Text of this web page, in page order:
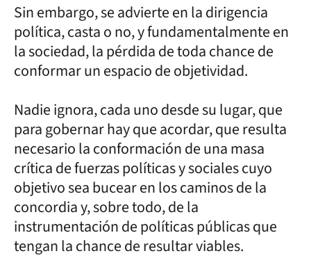
Sin embargo, se advierte en la dirigencia
política, casta o no, y fundamentalmente en
la sociedad, la pérdida de toda chance de
conformar un espacio de objetividad.
Nadie ignora, cada uno desde su lugar, que
para gobernar hay que acordar, que resulta
necesario la conformación de una masa
crítica de fuerzas políticas y sociales cuyo
objetivo sea bucear en los caminos de la
concordia y, sobre todo, de la
instrumentación de políticas públicas que
tengan la chance de resultar viables.